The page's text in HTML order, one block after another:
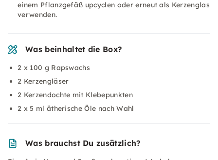
einem Pflanzgefäß upcyclen oder erneut als Kerzenglas
verwenden.
Was beinhaltet die Box?
2 x 100 g Rapswachs
2 Kerzengläser
2 Kerzendochte mit Klebepunkten
2 x 5 ml ätherische Öle nach Wahl
Was brauchst Du zusätzlich?